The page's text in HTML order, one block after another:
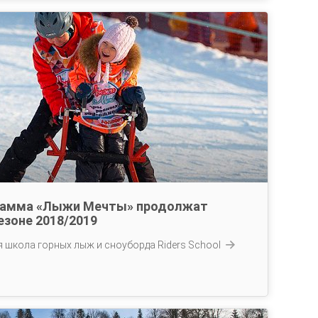
«Лыжи Мечты» продолжат
2018/2019
горных лыж и сноуборда Riders School